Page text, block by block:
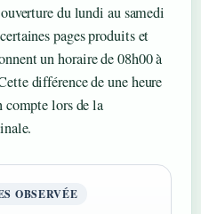
du lundi au samedi
pages produits et
un horaire de 08h00 à
différence de une heure
compte lors de la
OBSERVÉE